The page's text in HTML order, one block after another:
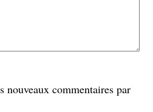
nouveaux commentaires par